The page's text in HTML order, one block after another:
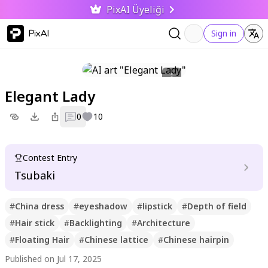
PixAI Üyeliği
PixAI Sign in
Elegant Lady
0 10
Contest Entry
Tsubaki
#China dress #eyeshadow #lipstick #Depth of field
#Hair stick #Backlighting #Architecture
#Floating Hair #Chinese lattice #Chinese hairpin
Published on Jul 17, 2025